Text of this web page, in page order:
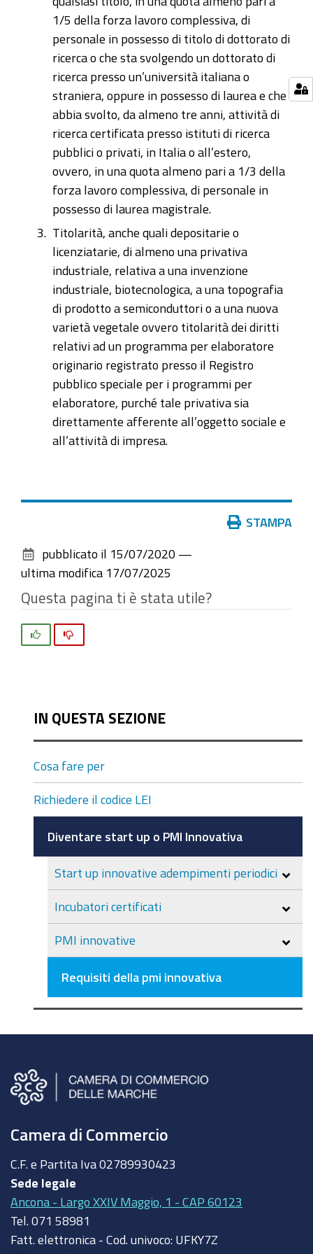
1/5 della forza lavoro complessiva, di
personale in possesso di titolo di dottorato di
ricerca o che sta svolgendo un dottorato di
ricerca presso un’università italiana o
straniera, oppure in possesso di laurea e che
abbia svolto, da almeno tre anni, attività di
ricerca certificata presso istituti di ricerca
pubblici o privati, in Italia o all’estero,
ovvero, in una quota almeno pari a 1/3 della
forza lavoro complessiva, di personale in
possesso di laurea magistrale.
Titolarità, anche quali depositarie o
licenziatarie, di almeno una privativa
industriale, relativa a una invenzione
industriale, biotecnologica, a una topografia
di prodotto a semiconduttori o a una nuova
varietà vegetale ovvero titolarità dei diritti
relativi ad un programma per elaboratore
originario registrato presso il Registro
pubblico speciale per i programmi per
elaboratore, purché tale privativa sia
direttamente afferente all’oggetto sociale e
all’attività di impresa.
documento
STAMPA
pubblicato il 15/07/2020 —
ultima modifica 17/07/2025
Questa pagina ti è stata utile?
IN QUESTA SEZIONE
Cosa fare per
Richiedere il codice LEI
Diventare start up o PMI Innovativa
Start up innovative adempimenti periodici
Incubatori certificati
PMI innovative
Requisiti della pmi innovativa
Camera di Commercio
C.F. e Partita Iva 02789930423
Sede legale
Ancona - Largo XXIV Maggio, 1 - CAP 60123
Tel. 071 58981
Fatt. elettronica - Cod. univoco: UFKY7Z